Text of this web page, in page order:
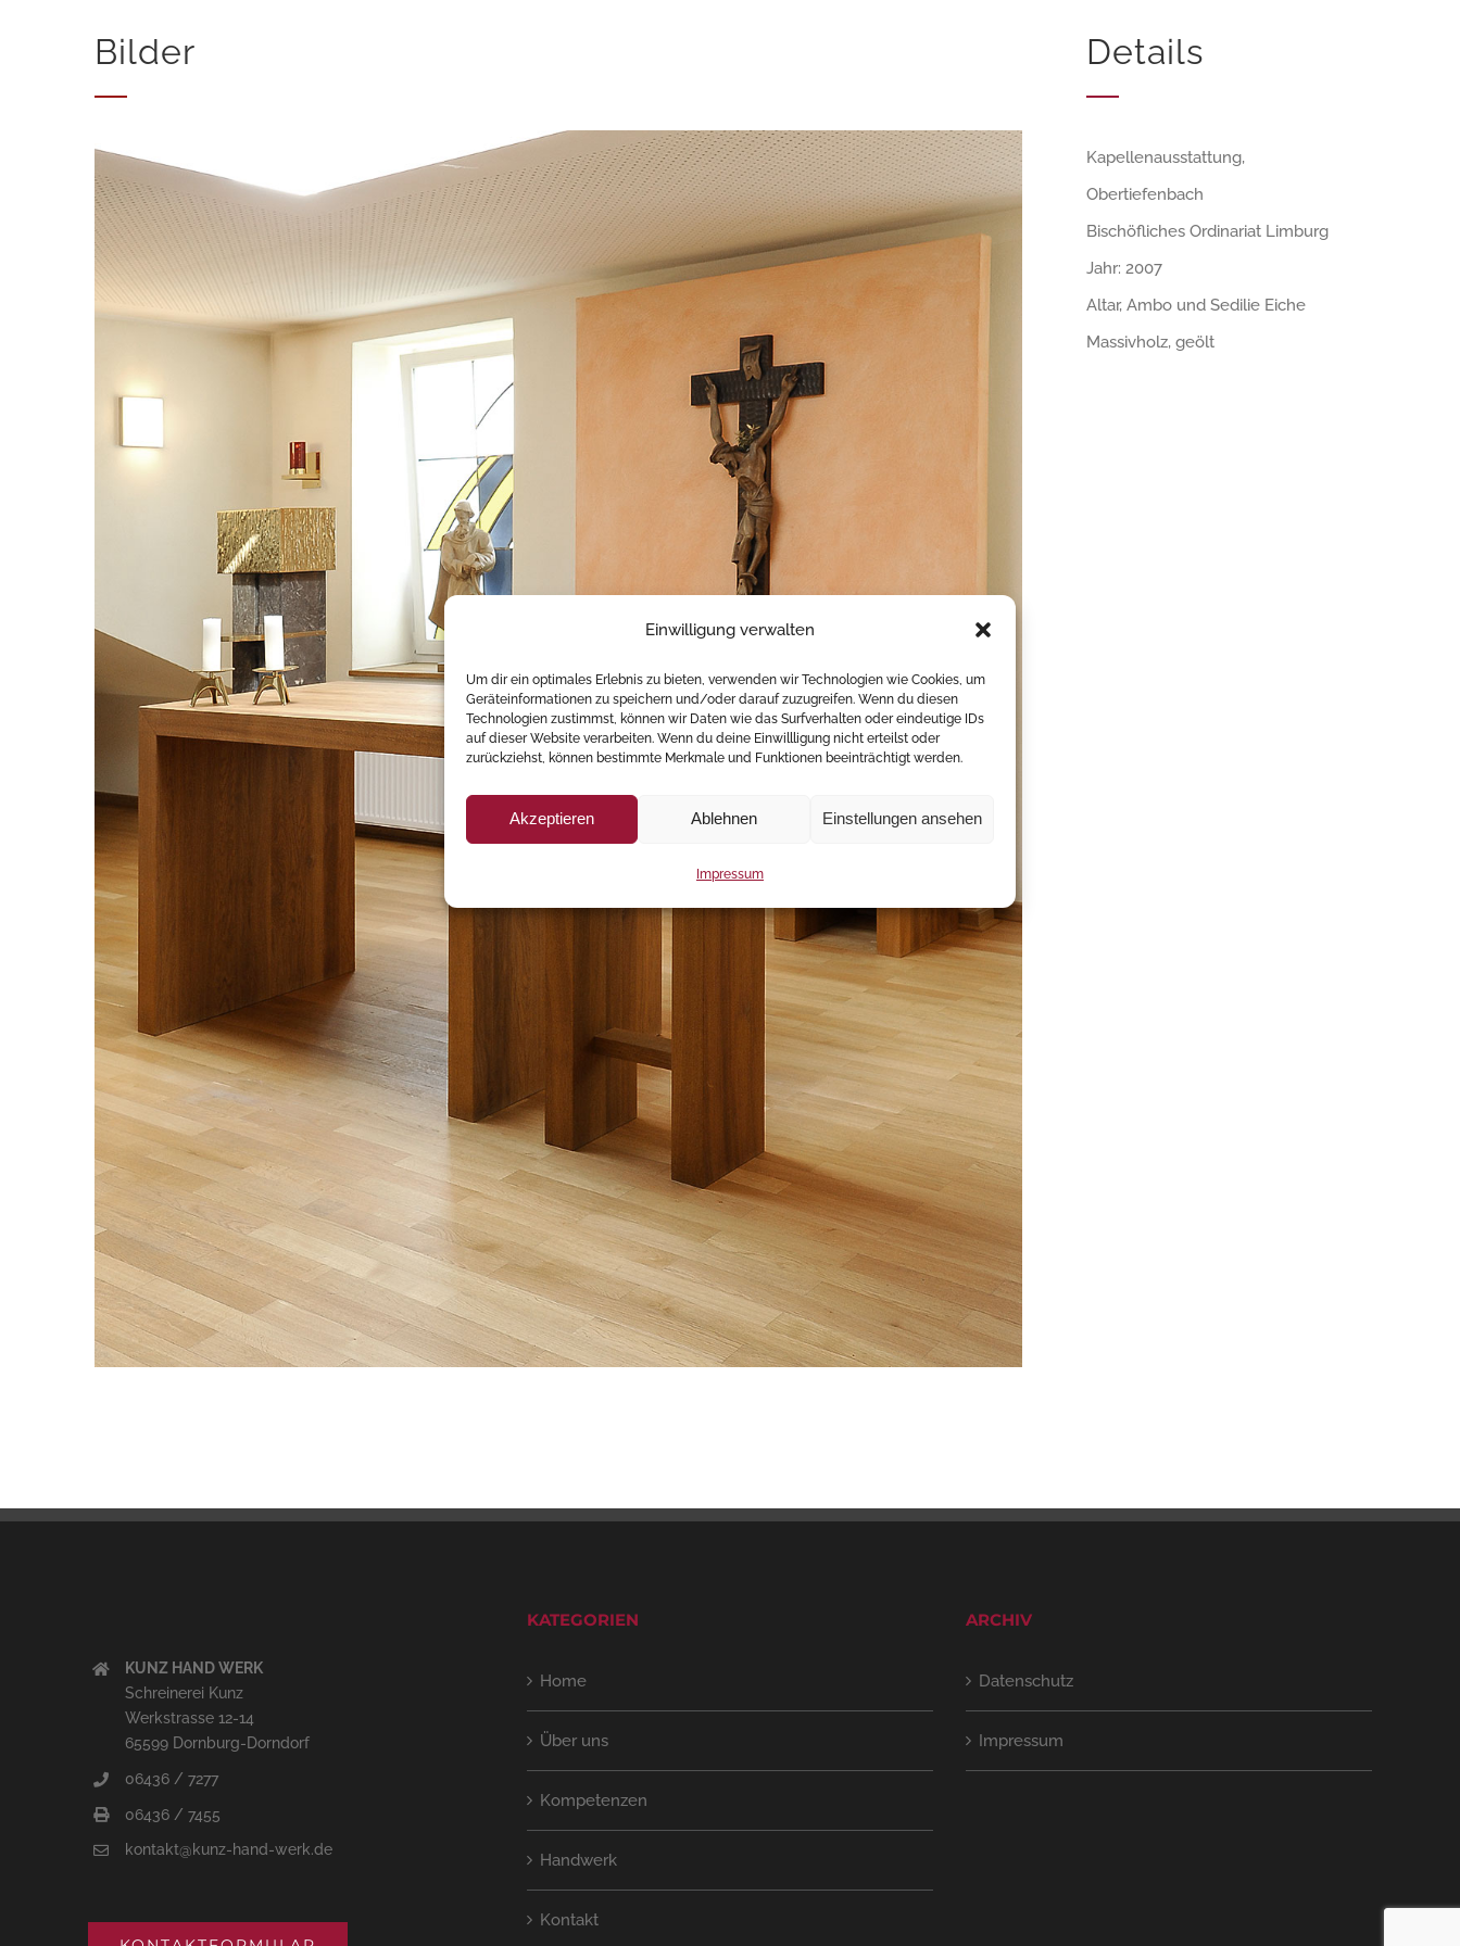
Einwilligung verwalten
Um dir ein optimales Erlebnis zu bieten, verwenden wir Technologien wie Cookies, um
Geräteinformationen zu speichern und/oder darauf zuzugreifen. Wenn du diesen
Technologien zustimmst, können wir Daten wie das Surfverhalten oder eindeutige IDs
auf dieser Website verarbeiten. Wenn du deine Einwillligung nicht erteilst oder
zurückziehst, können bestimmte Merkmale und Funktionen beeinträchtigt werden.
Akzeptieren Ablehnen Einstellungen ansehen
Impressum
Bilder Details
Kapellenausstattung,
Obertiefenbach
Bischöfliches Ordinariat Limburg
Jahr: 2007
Altar, Ambo und Sedilie Eiche
Massivholz, geölt
KUNZ HAND WERK
Schreinerei Kunz
Werkstrasse 12-14
65599 Dornburg-Dorndorf
06436 / 7277
06436 / 7455
kontakt@kunz-hand-werk.de
KATEGORIEN
Home
Über uns
Kompetenzen
Handwerk
Kontakt
ARCHIV
Datenschutz
Impressum